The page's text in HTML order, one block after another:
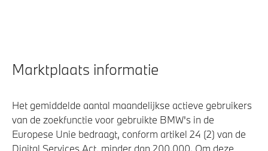
Marktplaats informatie
Het gemiddelde aantal maandelijkse actieve gebruikers
van de zoekfunctie voor gebruikte BMW's in de
Europese Unie bedraagt, conform artikel 24 (2) van de
Digital Services Act, minder dan 200.000. Om deze